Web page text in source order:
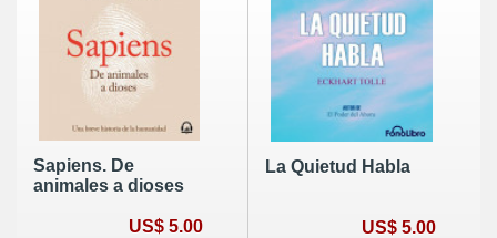
Sapiens. De
animales a dioses
US$ 5.00
La Quietud Habla
US$ 5.00